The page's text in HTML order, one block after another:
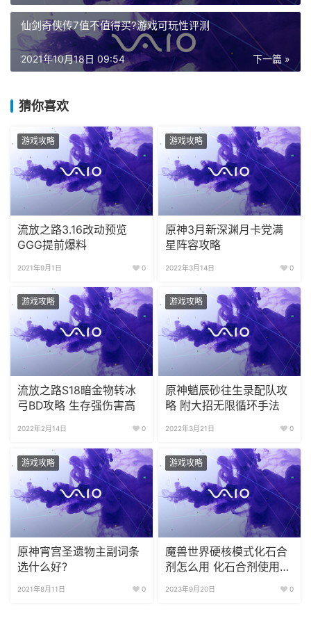
仙剑奇侠传7值不值得买?游戏可玩性评测
下一篇 »
2021年10月18日 09:54
猜你喜欢
游戏攻略
流放之路3.16改动预览
GGG提前爆料
2021年9月1日 0
游戏攻略
原神3月新深渊月卡党满
星阵容攻略
2022年3月14日 0
游戏攻略
流放之路S18暗金物转冰
弓BD攻略 生存强伤害高
2022年2月14日 0
游戏攻略
原神魈辰砂往生录配队攻
略 附大招无限循环手法
2022年3月21日 0
游戏攻略
原神宵宫圣遗物主副词条
选什么好?
2021年8月11日 0
游戏攻略
魔兽世界硬核模式化石合
剂怎么用 化石合剂使用流
2023年9月20日 0